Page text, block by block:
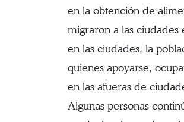
en la obtención de
migraron a las ciudades
en las ciudades, la
quienes apoyarse,
en las afueras de
Algunas personas